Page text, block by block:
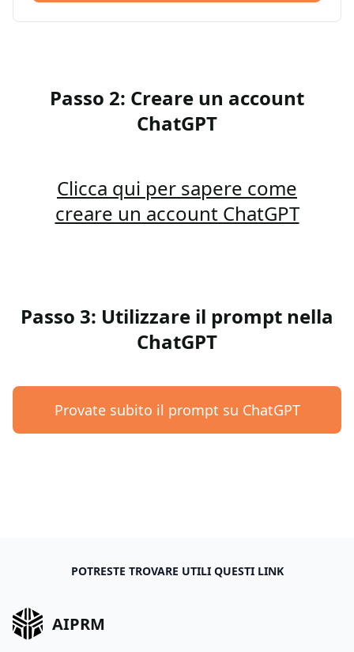
Passo 2: Creare un account
ChatGPT
Clicca qui per sapere come
creare un account ChatGPT
Passo 3: Utilizzare il prompt nella
ChatGPT
Provate subito il prompt su ChatGPT
POTRESTE TROVARE UTILI QUESTI LINK
AIPRM